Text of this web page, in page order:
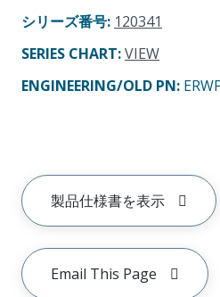
シリーズ番号: 120341
SERIES CHART:VIEW
ENGINEERING/OLD PN:
製品仕様書を表示
Email This Page